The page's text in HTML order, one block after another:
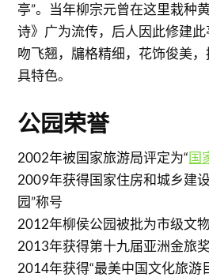
亭”。当年柳宗元曾在这里栽种
诗》广为流传，后人因此修建
吻飞翘，牖格精细，花饰俊美
具特色。
公园荣誉
2002年被国家旅游局评定为“国
2009年获得国家住房和城乡建
园”称号
2012年柳侯公园被批为市级文
2013年获得第十九届亚洲金旅奖
2014年获得“最美中国文化旅游